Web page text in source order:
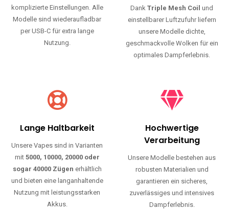
komplizierte Einstellungen. Alle
Modelle sind wiederaufladbar
per USB-C für extra lange
Nutzung.
DankTriple Mesh Coil und
einstellbarer Luftzufuhr liefern
unsere Modelle dichte,
geschmackvolle Wolken für ein
optimales Dampferlebnis.
Lange Haltbarkeit
Unsere Vapes sind in Varianten
mit 5000, 10000, 20000 oder
sogar 40000 Zügen erhältlich
und bieten eine langanhaltende
Nutzung mit leistungsstarken
Akkus.
Hochwertige
Verarbeitung
Unsere Modelle bestehen aus
robusten Materialien und
garantieren ein sicheres,
zuverlässiges und intensives
Dampferlebnis.